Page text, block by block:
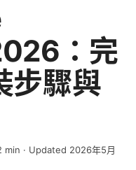
：完
步驟與
min · Updated 2026年5月